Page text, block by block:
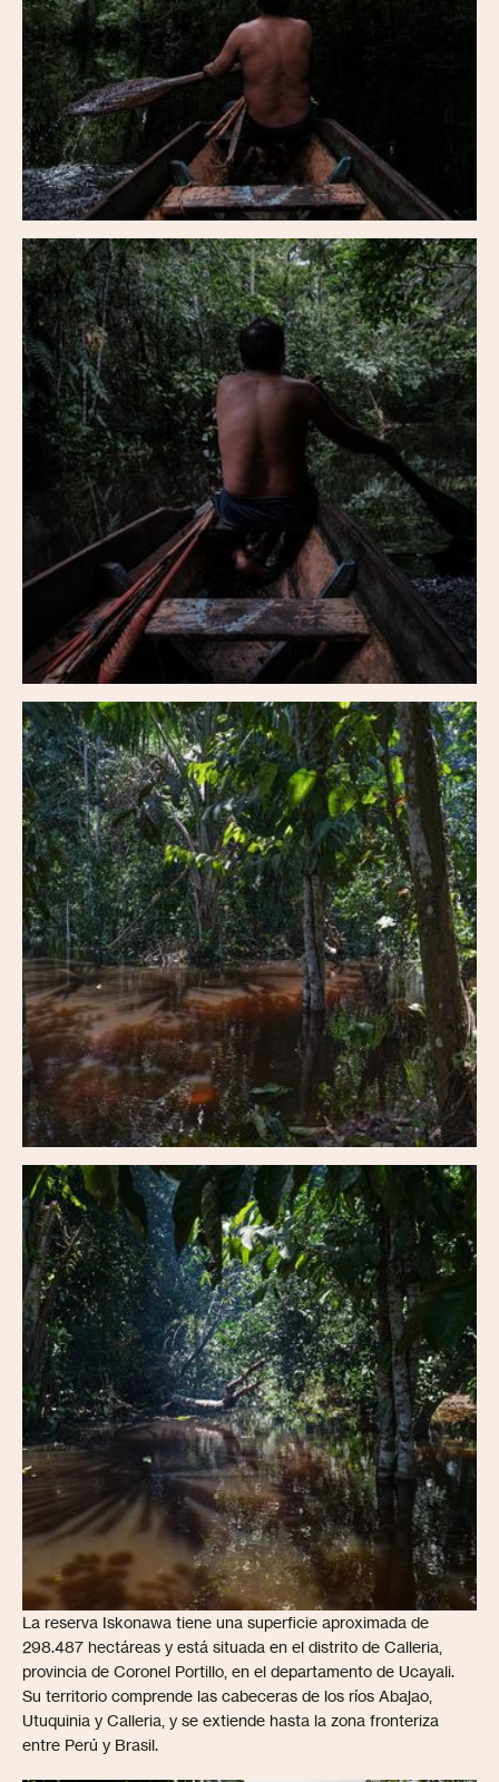
La reserva Iskonawa tiene una superficie aproximada de
298.487 hectáreas y está situada en el distrito de Calleria,
provincia de Coronel Portillo, en el departamento de Ucayali.
Su territorio comprende las cabeceras de los ríos Abajao,
Utuquinia y Calleria, y se extiende hasta la zona fronteriza
entre Perú y Brasil.